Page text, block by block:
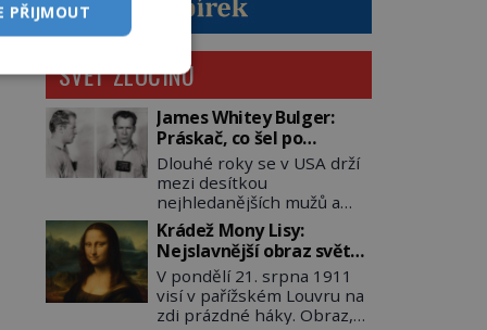
SVĚT ZLOČINU
James Whitey Bulger:
Práskač, co šel po
práskačích
Dlouhé roky se v USA drží
mezi desítkou
nejhledanějších mužů a
dopracuje to až na číslo
dvě – hned po Usámovi bin
Ládinovi (1957–2011). To je
James „Whitey“ Bulger
(1929–2018) viněný ze
spoluúčasti na 19
Krádež Mony Lisy:
Nejslavnější obraz světa
zůstane dva roky
nezvěstný
V pondělí 21. srpna 1911
visí v pařížském Louvru na
zdi prázdné háky. Obraz,
PŘIJMOUT